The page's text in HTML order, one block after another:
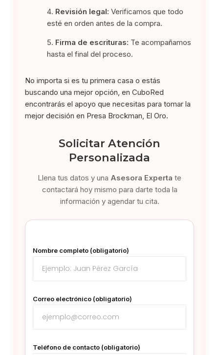
Revisión legal: Verificamos que todo
esté en orden antes de la compra.
Firma de escrituras: Te acompañamos
hasta el final del proceso.
No importa si es tu primera casa o estás
buscando una mejor opción, en CuboRed
encontrarás el apoyo que necesitas para tomar la
mejor decisión en Presa Brockman, El Oro.
Solicitar Atención
Personalizada
Llena tus datos y una Asesora Experta te
contactará hoy mismo para darte toda la
información y agendar tu cita.
Nombre completo (obligatorio)
Correo electrónico (obligatorio)
Teléfono de contacto (obligatorio)